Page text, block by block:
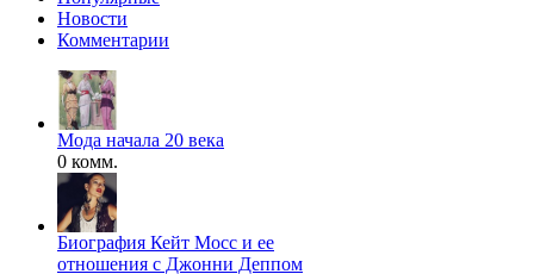
Новости
Комментарии
Мода начала 20 века
0 комм.
Биография Кейт Мосс и ее
отношения с Джонни Деппом